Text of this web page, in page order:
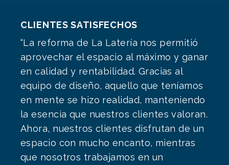
CLIENTES SATISFECHOS
“La reforma de La Latería nos permitió
aprovechar el espacio al máximo y ganar
en calidad y rentabilidad. Gracias al
equipo de diseño, aquello que teníamos
en mente se hizo realidad, manteniendo
la esencia que nuestros clientes valoran.
Ahora, nuestros clientes disfrutan de un
espacio con mucho encanto, mientras
que nosotros trabajamos en un